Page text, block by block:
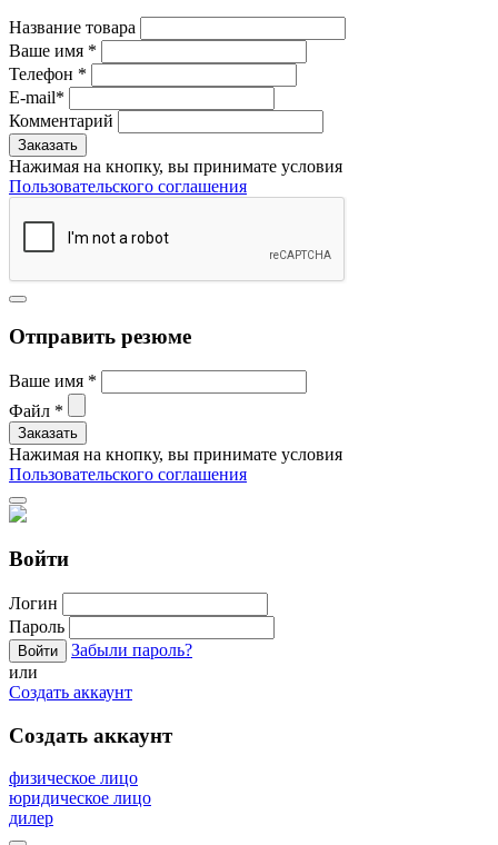
Название товара
Ваше имя *
Телефон *
E-mail*
Комментарий
Нажимая на кнопку, вы принимате условия
Пользовательского соглашения
Отправить резюме
Ваше имя *
Файл *
Нажимая на кнопку, вы принимате условия
Пользовательского соглашения
Войти
Логин
Пароль
Забыли пароль?
или
Создать аккаунт
Создать аккаунт
физическое лицо
юридическое лицо
дилер